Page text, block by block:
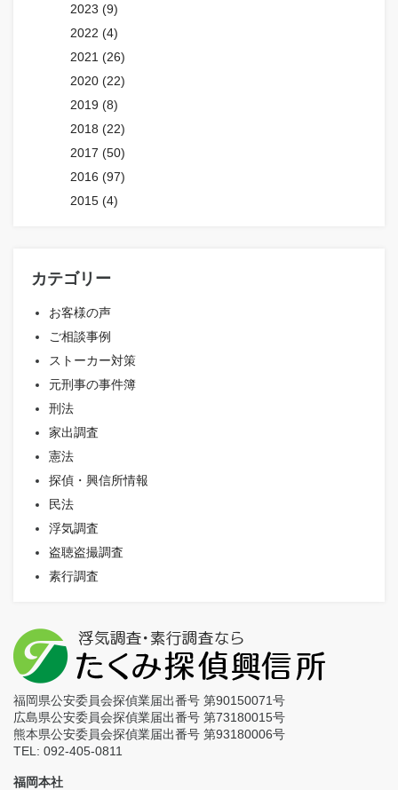
2023 (9)
2022 (4)
2021 (26)
2020 (22)
2019 (8)
2018 (22)
2017 (50)
2016 (97)
2015 (4)
カテゴリー
お客様の声
ご相談事例
ストーカー対策
元刑事の事件簿
刑法
家出調査
憲法
探偵・興信所情報
民法
浮気調査
盗聴盗撮調査
素行調査
福岡県公安委員会探偵業届出番号 第90150071号
広島県公安委員会探偵業届出番号 第73180015号
熊本県公安委員会探偵業届出番号 第93180006号
TEL: 092-405-0811
福岡本社